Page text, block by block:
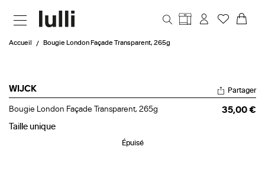
Accueil Bougie London Façade Transparent, 265g
WIJCK
Bougie
Façade
Partager
Bougie London Façade Transparent, 265g
35,00 €
Taille unique
Épuisé